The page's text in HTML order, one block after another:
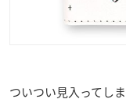
ついつい見入ってし